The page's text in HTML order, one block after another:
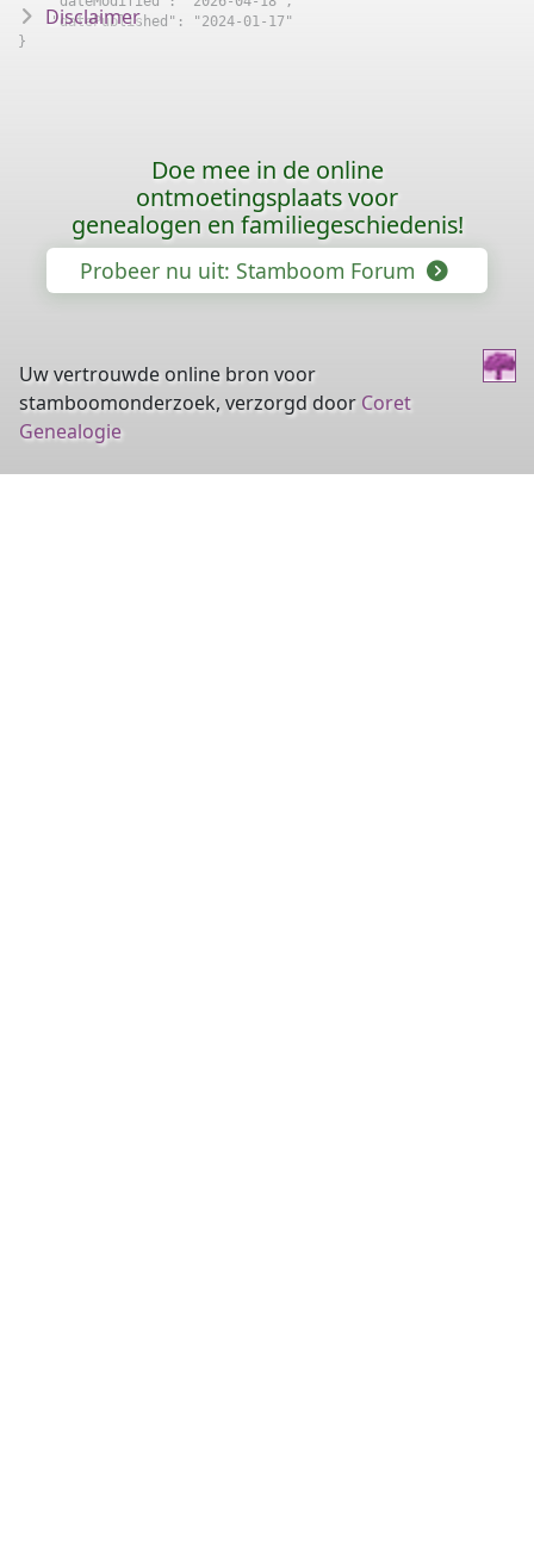
    "datePublished": "2024-01-17"
}
Disclaimer
Doe mee in de online
ontmoetingsplaats voor
genealogen en familiegeschiedenis!
Probeer nu uit: Stamboom Forum
Uw vertrouwde online bron voor
stamboomonderzoek, verzorgd door Coret
Genealogie